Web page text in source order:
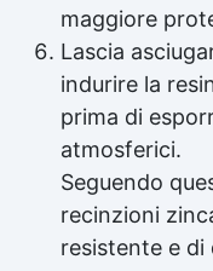
maggiore
Lascia
indurire la
prima di
atmosferici.
Seguendo
recinzioni
resistente e di